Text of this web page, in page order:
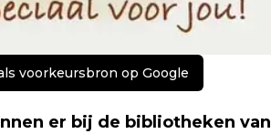
voorkeursbron op Google
er bij de bibliotheken van